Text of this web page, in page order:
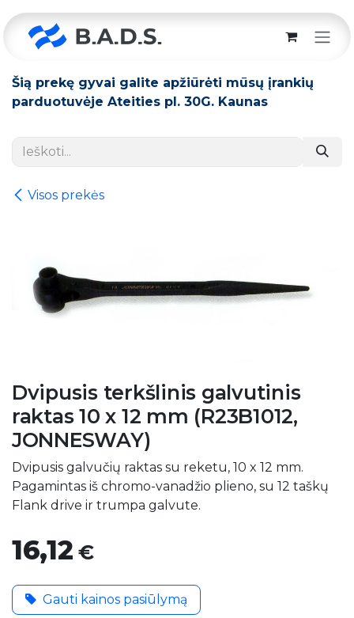
Šią prekę gyvai galite apžiūrėti mūsų įrankių
parduotuvėje Ateities pl. 30G. Kaunas
Visos prekės
Dvipusis terkšlinis galvutinis
raktas 10 x 12 mm (R23B1012,
JONNESWAY)
Dvipusis galvučių raktas su reketu, 10 x 12 mm.
Pagamintas iš chromo-vanadžio plieno, su 12 taškų
Flank drive ir trumpa galvute.
16,12 €
Gauti kainos pasiūlymą